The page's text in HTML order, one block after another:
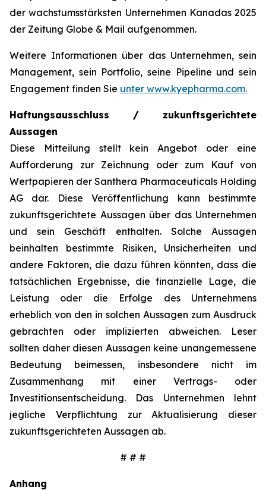
der wachstumsstärksten Unternehmen Kanadas 2025
der Zeitung Globe & Mail aufgenommen.
Weitere Informationen über das Unternehmen, sein
Management, sein Portfolio, seine Pipeline und sein
Engagement finden Sie unter www.kyepharma.com.
Haftungsausschluss / zukunftsgerichtete
Aussagen
Diese Mitteilung stellt kein Angebot oder eine
Aufforderung zur Zeichnung oder zum Kauf von
Wertpapieren der Santhera Pharmaceuticals Holding
AG dar. Diese Veröffentlichung kann bestimmte
zukunftsgerichtete Aussagen über das Unternehmen
und sein Geschäft enthalten. Solche Aussagen
beinhalten bestimmte Risiken, Unsicherheiten und
andere Faktoren, die dazu führen könnten, dass die
tatsächlichen Ergebnisse, die finanzielle Lage, die
Leistung oder die Erfolge des Unternehmens
erheblich von den in solchen Aussagen zum Ausdruck
gebrachten oder implizierten abweichen. Leser
sollten daher diesen Aussagen keine unangemessene
Bedeutung beimessen, insbesondere nicht im
Zusammenhang mit einer Vertrags- oder
Investitionsentscheidung. Das Unternehmen lehnt
jegliche Verpflichtung zur Aktualisierung dieser
zukunftsgerichteten Aussagen ab.
# # #
Anhang